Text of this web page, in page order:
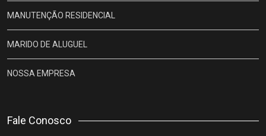
MANUTENÇÃO RESIDENCIAL
MARIDO DE ALUGUEL
NOSSA EMPRESA
Fale Conosco